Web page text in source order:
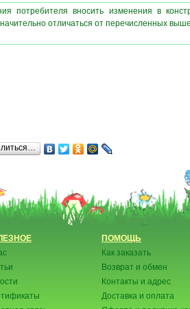
потребителя вносить изменения в
отличаться от перечисленных
ПОМОЩЬ
Как заказать
Возврат и обмен
Контакты и адрес
Доставка и оплата